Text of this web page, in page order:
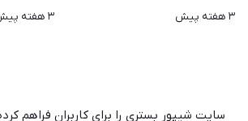
۳ هفته پیش
۳ هفته پیش
سایت شیپور بستری را برای کاربران فراهم